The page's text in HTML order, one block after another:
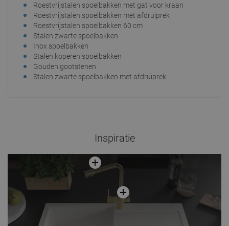
Roestvrijstalen spoelbakken met gat voor kraan
Roestvrijstalen spoelbakken met afdruiprek
Roestvrijstalen spoelbakken 60 cm
Stalen zwarte spoelbakken
Inox spoelbakken
Stalen koperen spoelbakken
Gouden gootstenen
Stalen zwarte spoelbakken met afdruiprek
Inspiratie